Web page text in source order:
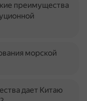
преимущества
морской
дает Китаю